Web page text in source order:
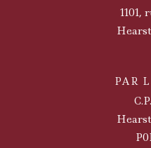
1101,
PAR